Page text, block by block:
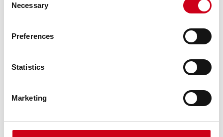
Selection
Necessary
Preferences
Statistics
Marketing